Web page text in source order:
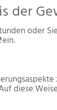
der
oder
ein.
diese